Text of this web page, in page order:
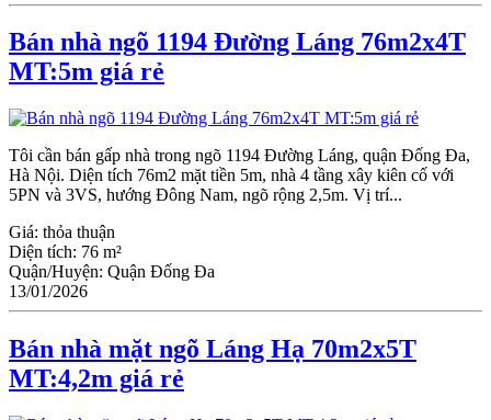
Bán nhà ngõ 1194 Đường Láng 76m2x4T
MT:5m giá rẻ
Tôi cần bán gấp nhà trong ngõ 1194 Đường Láng, quận Đống Đa,
Hà Nội. Diện tích 76m2 mặt tiền 5m, nhà 4 tầng xây kiên cố với
5PN và 3VS, hướng Đông Nam, ngõ rộng 2,5m. Vị trí...
Giá: thỏa thuận
Diện tích: 76 m²
Quận/Huyện: Quận Đống Đa
13/01/2026
Bán nhà mặt ngõ Láng Hạ 70m2x5T
MT:4,2m giá rẻ